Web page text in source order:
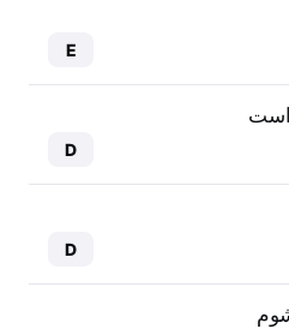
E
است
D
D